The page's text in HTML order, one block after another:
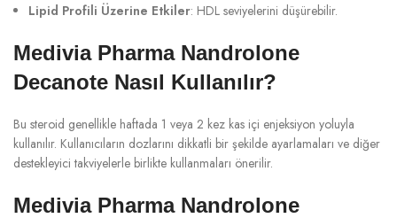
Lipid Profili Üzerine Etkiler: HDL seviyelerini düşürebilir.
Medivia Pharma Nandrolone
Decanote Nasıl Kullanılır?
Bu steroid genellikle haftada 1 veya 2 kez kas içi enjeksiyon yoluyla
kullanılır. Kullanıcıların dozlarını dikkatli bir şekilde ayarlamaları ve diğer
destekleyici takviyelerle birlikte kullanmaları önerilir.
Medivia Pharma Nandrolone